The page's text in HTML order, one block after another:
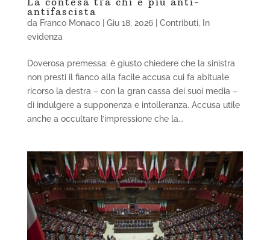
antifascista
da Franco Monaco| Giu 18, 2026| Contributi,
In
evidenza
Doverosa premessa: è giusto chiedere che la sinistra
non presti il fianco alla facile accusa cui fa abituale
ricorso la destra – con la gran cassa dei suoi media –
di indulgere a supponenza e intolleranza. Accusa utile
anche a occultare l’impressione che la...